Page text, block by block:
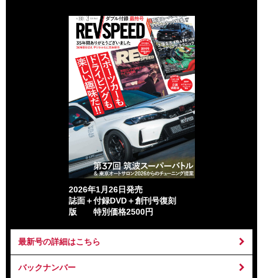
2026年1月26日発売
誌面＋付録DVD＋創刊号復刻
版 特別価格2500円
最新号の詳細はこちら
バックナンバー